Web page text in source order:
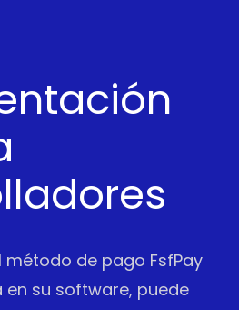
método de pago FsfPay
en su software, puede